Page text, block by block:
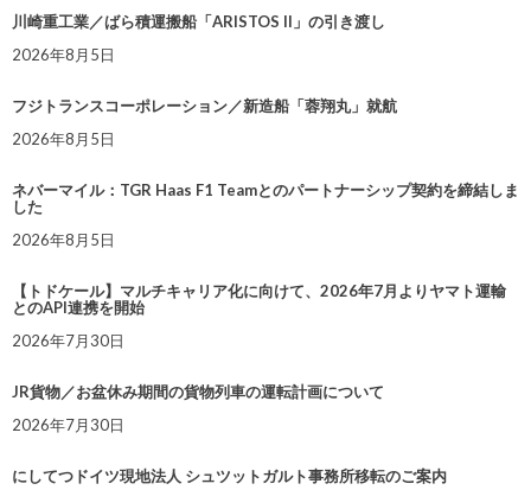
川崎重工業／ばら積運搬船「ARISTOS II」の引き渡し
2026年8月5日
フジトランスコーポレーション／新造船「蓉翔丸」就航
2026年8月5日
ネバーマイル：TGR Haas F1 Teamとのパートナーシップ契約を締結しま
した
2026年8月5日
【トドケール】マルチキャリア化に向けて、2026年7月よりヤマト運輸
とのAPI連携を開始
2026年7月30日
JR貨物／お盆休み期間の貨物列車の運転計画について
2026年7月30日
にしてつドイツ現地法人 シュツットガルト事務所移転のご案内